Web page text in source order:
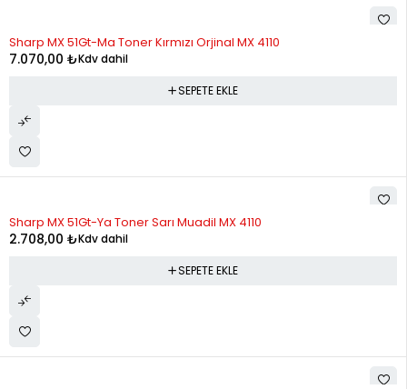
Sharp MX 51Gt-Ma Toner Kırmızı Orjinal MX 4110
7.070,00 ₺Kdv dahil
SEPETE EKLE
Sharp MX 51Gt-Ya Toner Sarı Muadil MX 4110
2.708,00 ₺Kdv dahil
SEPETE EKLE